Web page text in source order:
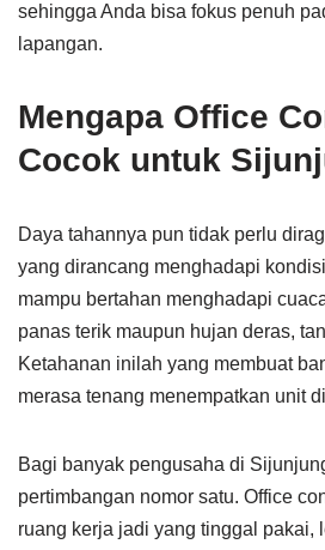
sehingga Anda bisa fokus penuh
lapangan.
Mengapa Office
Cocok untuk
Daya tahannya pun tidak perlu
yang dirancang menghadapi
mampu bertahan menghadapi
panas terik maupun hujan deras,
Ketahanan inilah yang membuat
merasa tenang menempatkan unit
Bagi banyak pengusaha di
pertimbangan nomor satu. Office
ruang kerja jadi yang tinggal pakai,